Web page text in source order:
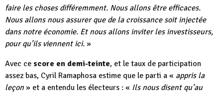
faire les choses différemment. Nous allons être efficaces.
Nous allons nous assurer que de la croissance soit injectée
dans notre économie. Et nous allons inviter les investisseurs,
pour qu’ils viennent ici. »
Avec ce score en demi-teinte, et le taux de participation
assez bas, Cyril Ramaphosa estime que le parti a « appris la
leçon » et a entendu les électeurs : « Ils nous disent qu’au